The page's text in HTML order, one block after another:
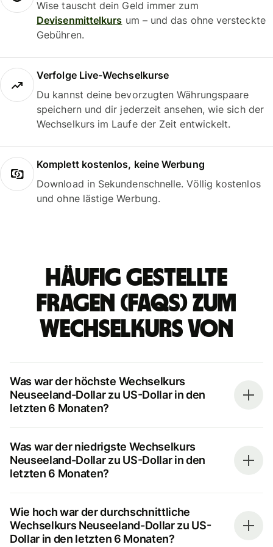
Wise tauscht dein Geld immer zum
Devisenmittelkurs um – und das ohne versteckte
Gebühren.
Verfolge Live-Wechselkurse
Du kannst deine bevorzugten Währungspaare
speichern und dir jederzeit ansehen, wie sich der
Wechselkurs im Laufe der Zeit entwickelt.
Komplett kostenlos, keine Werbung
Download in Sekundenschnelle. Völlig kostenlos
und ohne lästige Werbung.
Häufig gestellte
Fragen (FAQs) zum
Wechselkurs von
Was war der höchste Wechselkurs
Neuseeland-Dollar zu US-Dollar in den
letzten 6 Monaten?
Was war der niedrigste Wechselkurs
Neuseeland-Dollar zu US-Dollar in den
letzten 6 Monaten?
Wie hoch war der durchschnittliche
Wechselkurs Neuseeland-Dollar zu US-
Dollar in den letzten 6 Monaten?